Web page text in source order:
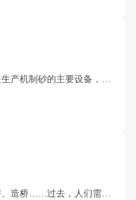
制砂机设备作为砂石厂的顶梁柱，又是生产机制砂的主要设备，更是沙老板的赚钱机器，其重要性不言而喻，因此购买制沙机设备时应当谨慎选择，下面佰辰机械家为您总结购买制沙机
石子的用途很广，可以用来筑路、建房、造桥……过去，人们需要用石子时，先靠人力从山上开采出大石头，再靠人一锤一锤把大石头砸成中等尺寸的石块，根据需要的尺寸再多次破碎，很